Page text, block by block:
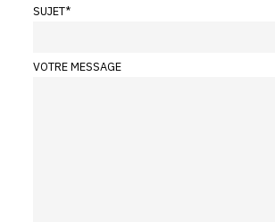
SUJET*
VOTRE MESSAGE